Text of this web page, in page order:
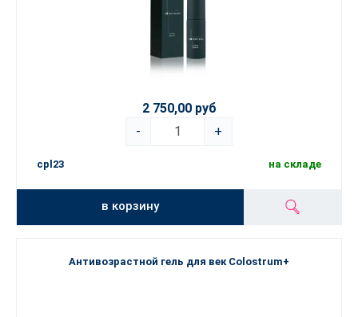
2 750,00 руб
-
+
cpl23 на складе
в корзину
Антивозрастной гель для век Colostrum+